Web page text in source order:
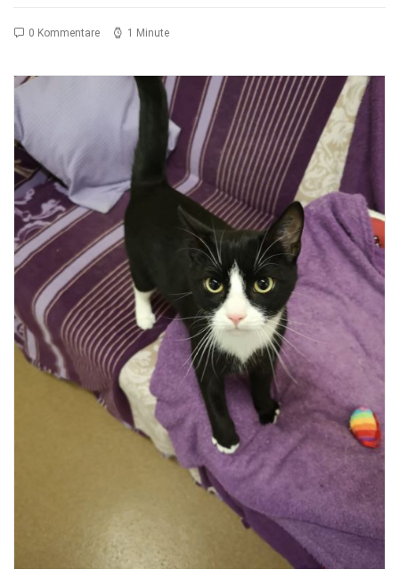
0 Kommentare 1 Minute